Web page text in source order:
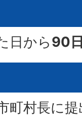
日から90
町村長に